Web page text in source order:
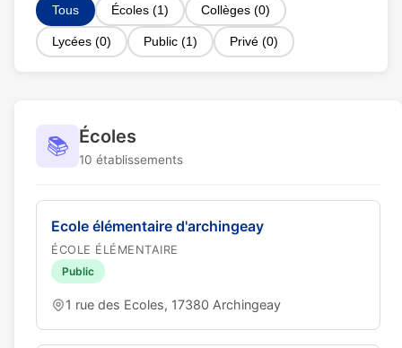
Tous Écoles (1) Collèges (0)
Lycées (0) Public (1) Privé (0)
📚 Écoles
10 établissements
Ecole élémentaire d'archingeay
ÉCOLE ÉLÉMENTAIRE
Public
1 rue des Ecoles, 17380 Archingeay